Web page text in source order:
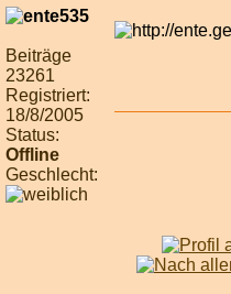
Beiträge
23261
Registriert:
18/8/2005
Status:
Offline
Geschlecht: